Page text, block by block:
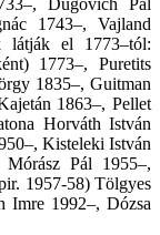
Dugovich Pál
1743–, Vajland
látják el 1773–tól:
1773–, Puretits
1835–, Guitman
1863–, Pellet
Horváth István
Kisteleki István
Pál 1955–,
1957-58) Tölgyes
Imre 1992–, Dózsa